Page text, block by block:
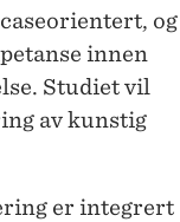
og
innen
Studiet vil
av kunstig
er integrert